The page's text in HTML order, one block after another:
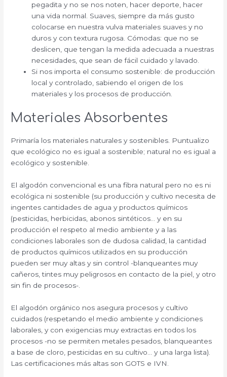
pegadita y no se nos noten, hacer deporte, hacer
una vida normal. Suaves, siempre da más gusto
colocarse en nuestra vulva materiales suaves y no
duros y con textura rugosa. Cómodas: que no se
deslicen, que tengan la medida adecuada a nuestras
necesidades, que sean de fácil cuidado y lavado.
Si nos importa el consumo sostenible: de producción
local y controlado, sabiendo el origen de los
materiales y los procesos de producción.
Materiales Absorbentes
Primaría los materiales naturales y sostenibles. Puntualizo
que ecológico no es igual a sostenible; natural no es igual a
ecológico y sostenible.
El algodón convencional es una fibra natural pero no es ni
ecológica ni sostenible (su producción y cultivo necesita de
ingentes cantidades de agua y productos químicos
(pesticidas, herbicidas, abonos sintéticos… y en su
producción el respeto al medio ambiente y a las
condiciones laborales son de dudosa calidad, la cantidad
de productos químicos utilizados en su producción
pueden ser muy altas y sin control -blanqueantes muy
cañeros, tintes muy peligrosos en contacto de la piel, y otro
sin fin de procesos-.
El algodón orgánico nos asegura procesos y cultivo
cuidados (respetando el medio ambiente y condiciones
laborales, y con exigencias muy extractas en todos los
procesos -no se permiten metales pesados, blanqueantes
a base de cloro, pesticidas en su cultivo… y una larga lista).
Las certificaciones más altas son GOTS e IVN.